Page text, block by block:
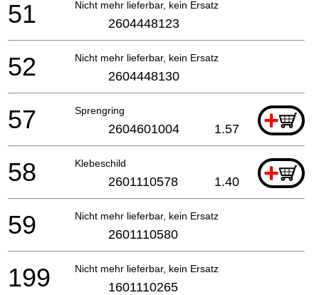
Nicht mehr lieferbar, kein Ersatz
51 2604448123
Nicht mehr lieferbar, kein Ersatz
52 2604448130
Sprengring +
57 2604601004 1.57
Klebeschild +
58 2601110578 1.40
Nicht mehr lieferbar, kein Ersatz
59 2601110580
Nicht mehr lieferbar, kein Ersatz
199 1601110265